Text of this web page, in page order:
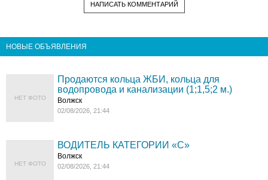
НАПИСАТЬ КОММЕНТАРИЙ
НОВЫЕ ОБЪЯВЛЕНИЯ
НЕТ ФОТО
Продаются кольца ЖБИ, кольца для
водопровода и канализации (1;1,5;2 м.)
Волжск
02/08/2026, 21:44
НЕТ ФОТО
ВОДИТЕЛЬ КАТЕГОРИИ «C»
Волжск
02/08/2026, 21:44